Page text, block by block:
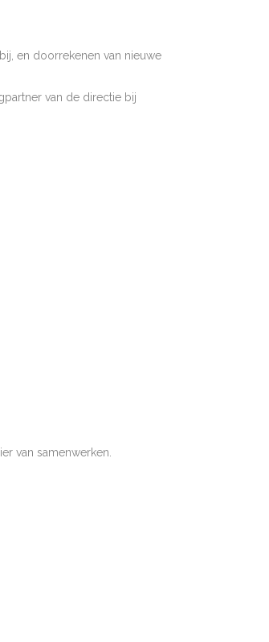
en doorrekenen van nieuwe
van de directie bij
van samenwerken.